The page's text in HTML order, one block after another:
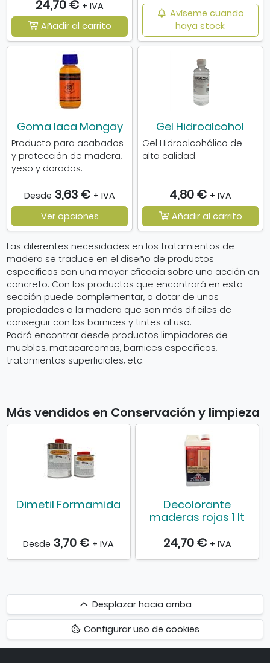
24,70 € + IVA
Añadir al carrito
Avíseme cuando
haya stock
Goma laca Mongay
Producto para acabados
y protección de madera,
yeso y dorados.
Desde 3,63 € + IVA
Ver opciones
Gel Hidroalcohol
Gel Hidroalcohólico de
alta calidad.
4,80 € + IVA
Añadir al carrito
Las diferentes necesidades en los tratamientos de
madera se traduce en el diseño de productos
específicos con una mayor eficacia sobre una acción en
concreto. Con los productos que encontrará en esta
sección puede complementar, o dotar de unas
propiedades a la madera que son más dificiles de
conseguir con los barnices y tintes al uso.
Podrá encontrar desde productos limpiadores de
muebles, matacarcomas, barnices específicos,
tratamientos superficiales, etc.
Más vendidos en Conservación y limpieza
Dimetil Formamida
Desde 3,70 € + IVA
Decolorante
maderas rojas 1 lt
24,70 € + IVA
Desplazar
hacia
arriba
Desplazar hacia arriba
Configurar uso de cookies